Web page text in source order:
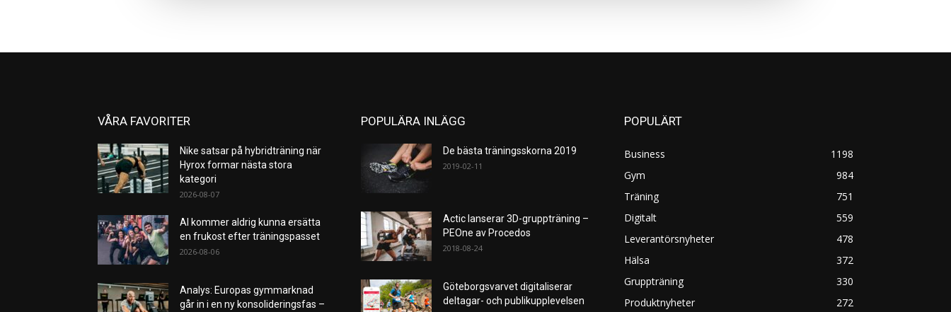
VÅRA FAVORITER
Nike satsar på hybridträning när
Hyrox formar nästa stora
kategori
2026-08-07
AI kommer aldrig kunna ersätta
en frukost efter träningspasset
2026-08-06
Analys: Europas gymmarknad
går in i en ny konsolideringsfas –
POPULÄRA INLÄGG
De bästa träningsskorna 2019
2019-02-11
Actic lanserar 3D-gruppträning –
PEOne av Procedos
2018-08-24
Göteborgsvarvet digitaliserar
deltagar- och publikupplevelsen
POPULÄRT
Business
1198
Gym
984
Träning
751
Digitalt
559
Leverantörsnyheter
478
Hälsa
372
Gruppträning
330
Produktnyheter
272